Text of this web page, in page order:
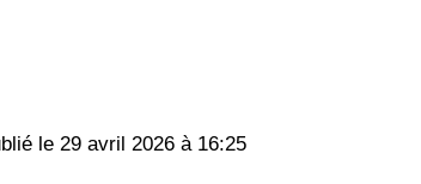
29 avril 2026 à 16:25